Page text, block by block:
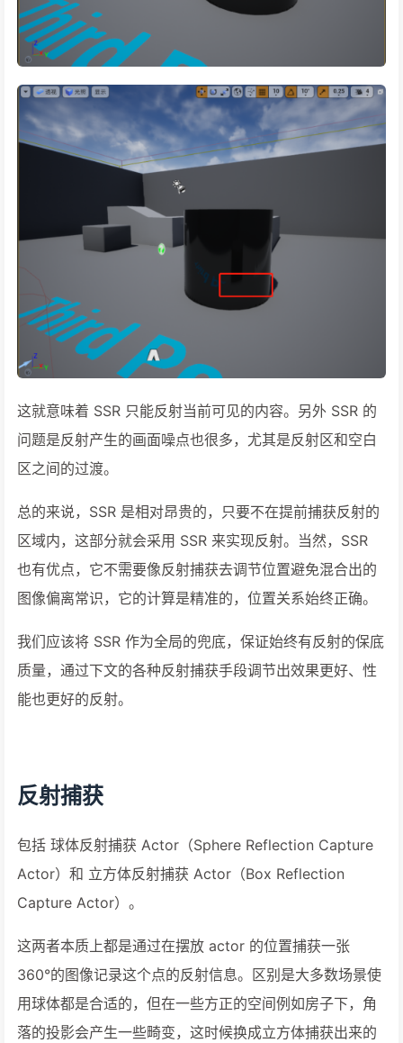
这就意味着 SSR 只能反射当前可见的内容。另外 SSR 的
问题是反射产生的画面噪点也很多，尤其是反射区和空白
区之间的过渡。
总的来说，SSR 是相对昂贵的，只要不在提前捕获反射的
区域内，这部分就会采用 SSR 来实现反射。当然，SSR
也有优点，它不需要像反射捕获去调节位置避免混合出的
图像偏离常识，它的计算是精准的，位置关系始终正确。
我们应该将 SSR 作为全局的兜底，保证始终有反射的保底
质量，通过下文的各种反射捕获手段调节出效果更好、性
能也更好的反射。
反射捕获
包括 球体反射捕获 Actor（Sphere Reflection Capture
Actor）和 立方体反射捕获 Actor（Box Reflection
Capture Actor）。
这两者本质上都是通过在摆放 actor 的位置捕获一张
360°的图像记录这个点的反射信息。区别是大多数场景使
用球体都是合适的，但在一些方正的空间例如房子下，角
落的投影会产生一些畸变，这时候换成立方体捕获出来的